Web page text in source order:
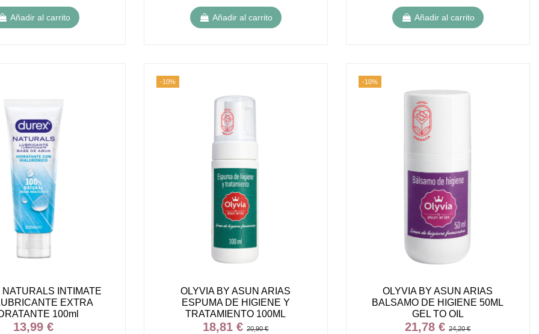
Añadir al carrito Añadir al carrito Añadir al carrito
INTIMATE
EXTRA
100ml
13,99 €
-10%
OLYVIA BY ASUN ARIAS
ESPUMA DE HIGIENE Y
TRATAMIENTO 100ML
18,81 €20,90 €
-10%
OLYVIA BY ASUN ARIAS
BALSAMO DE HIGIENE 50ML
GEL TO OIL
21,78 €24,20 €